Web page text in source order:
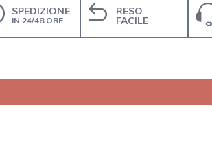
SPEDIZIONE
IN 24/48 ORE
RESO
FACILE